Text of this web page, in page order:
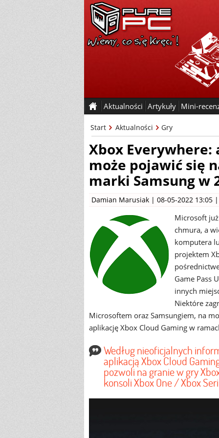
Aktualności Artykuły Mini-
Start Aktualności Gry
Xbox Everywhere:
może pojawić się
marki Samsung w
Damian Marusiak | 08-05-2022 13:05
Microsoft już
chmura, a
komputera
projektem
Game Pass
innych
Niektóre
Microsoftem oraz Samsungiem, na
aplikację Xbox Cloud Gaming w
Według nieoficjalnych
aplikacją Xbox Cloud
pozwoli na granie w gry
konsoli Xbox One / Xbox